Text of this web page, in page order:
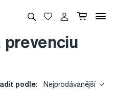
prevenciu
podle: Nejprodávanější